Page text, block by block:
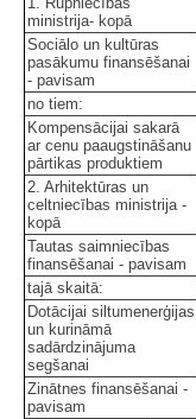
ministrija- kopā
Sociālo un kultūras
pasākumu finansēšanai
- pavisam
no tiem:
Kompensācijai sakarā
ar cenu paaugstināšanu
pārtikas produktiem
2. Arhitektūras un
celtniecības ministrija -
kopā
Tautas saimniecības
finansēšanai - pavisam
tajā skaitā:
Dotācijai siltumenerģijas
un kurināmā
sadārdzinājuma
segšanai
Zinātnes finansēšanai -
pavisam